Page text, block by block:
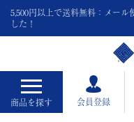
5,500円以上で送料無料：メー
した！
商品を探す 会員登録